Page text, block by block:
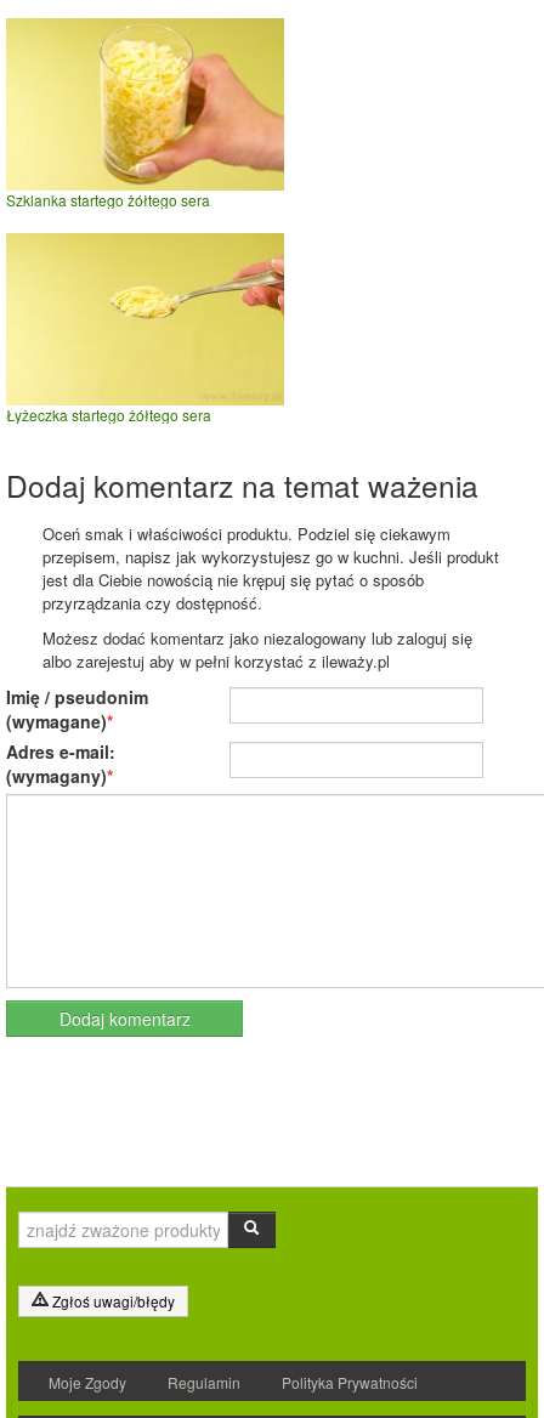
Szklanka startego żółtego sera
Łyżeczka startego żółtego sera
Dodaj komentarz na temat ważenia
Oceń smak i właściwości produktu. Podziel się ciekawym
przepisem, napisz jak wykorzystujesz go w kuchni. Jeśli produkt
jest dla Ciebie nowością nie krępuj się pytać o sposób
przyrządzania czy dostępność.
Możesz dodać komentarz jako niezalogowany lub zaloguj się
albo zarejestuj aby w pełni korzystać z ileważy.pl
Imię / pseudonim
(wymagane)
Adres e-mail:
(wymagany)
Zgłoś uwagi/błędy
Moje Zgody Regulamin Polityka Prywatności